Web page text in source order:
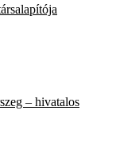
– hivatalos